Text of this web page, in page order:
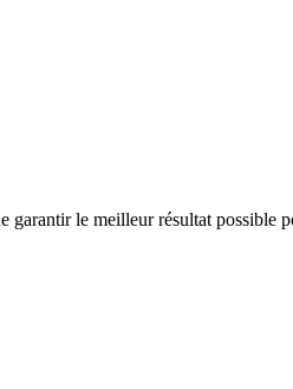
garantir le meilleur résultat possible